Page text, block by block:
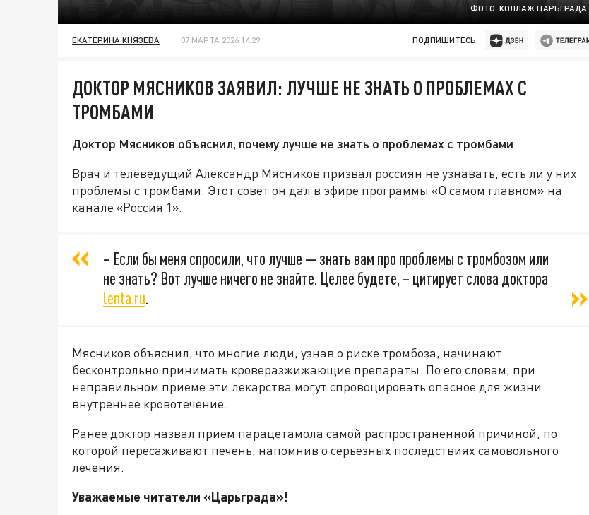
ФОТО: КОЛЛАЖ ЦАРЬГРАДА.
ЕКАТЕРИНА КНЯЗЕВА 07 МАРТА 2026 14:29 ПОДПИШИТЕСЬ:
ДОКТОР МЯСНИКОВ ЗАЯВИЛ: ЛУЧШЕ НЕ ЗНАТЬ О ПРОБЛЕМАХ С
ТРОМБАМИ
Доктор Мясников объяснил, почему лучше не знать о проблемах с тромбами
Врач и телеведущий Александр Мясников призвал россиян не узнавать, есть ли у них
проблемы с тромбами. Этот совет он дал в эфире программы «О самом главном» на
канале «Россия 1».
– Если бы меня спросили, что лучше — знать вам про проблемы с тромбозом или
не знать? Вот лучше ничего не знайте. Целее будете, – цитирует слова доктора
lenta.ru.
Мясников объяснил, что многие люди, узнав о риске тромбоза, начинают
бесконтрольно принимать кроверазжижающие препараты. По его словам, при
неправильном приеме эти лекарства могут спровоцировать опасное для жизни
внутреннее кровотечение.
Ранее доктор назвал прием парацетамола самой распространенной причиной, по
которой пересаживают печень, напомнив о серьезных последствиях самовольного
лечения.
Уважаемые читатели «Царьграда»!